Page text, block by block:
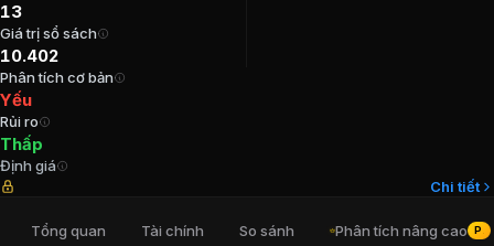
Chủ tịch Hội đồng Quản trị
Tổng Giám đốc
Kế toán trưởng
Thành viên Ban kiểm soát
Cổ đông lớn Công ty cổ phần ASA
Cao Tấn Thành: 10%
13
Giá trị sổ sách
10.402
Phân tích cơ bản
Yếu
Rủi ro
Thấp
Định giá
Chi tiết
Tổng quan Tài chính So sánh Phân tích nâng cao PRO